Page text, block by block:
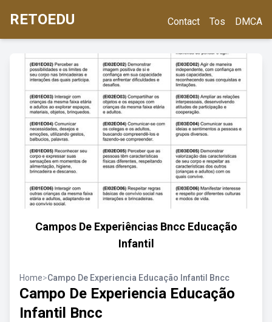
RETOEDU Contact Tos DMCA
Campos De Experiências Bncc Educação
Infantil
Home>Campo De Experiencia Educação Infantil Bncc
Campo De Experiencia Educação
Infantil Bncc